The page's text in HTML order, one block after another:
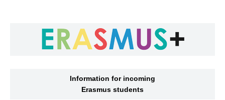
Information for incoming
Erasmus students